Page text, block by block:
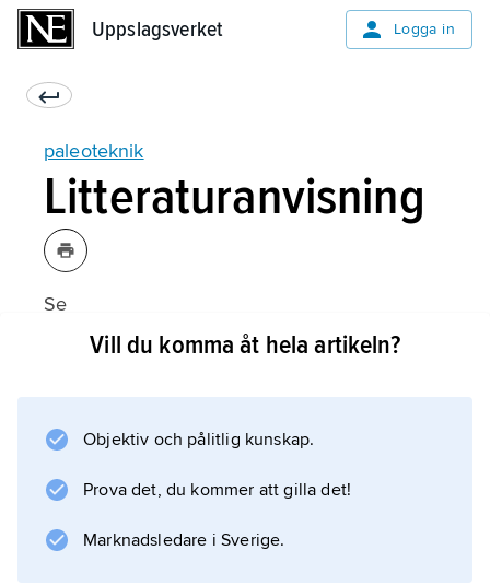
Uppslagsverket Logga in
paleoteknik
Litteraturanvisning
Se
eoteknikVill du komma åt hela artikeln?
Objektiv och pålitlig kunskap.
Prova det, du kommer att gilla det!
Marknadsledare i Sverige.